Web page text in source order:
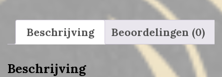
Beschrijving Beoordelingen (0)
Beschrijving